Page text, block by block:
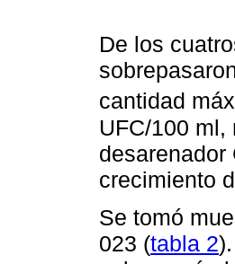
De los
cantidad
UFC/100
desarenador
crecimiento
Se tomó
023 (tabla 2